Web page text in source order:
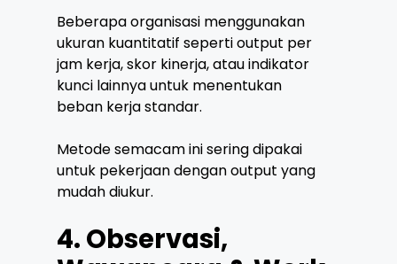
Beberapa organisasi menggunakan
ukuran kuantitatif seperti output per
jam kerja, skor kinerja, atau indikator
kunci lainnya untuk menentukan
beban kerja standar.
Metode semacam ini sering dipakai
untuk pekerjaan dengan output yang
mudah diukur.
4. Observasi,